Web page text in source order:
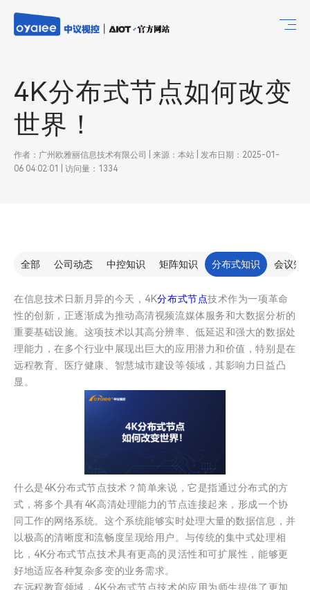
4K分布式节点如何改变
世界！
作者：广州欧雅丽信息技术有限公司 | 来源：本站 | 发布日期：2025-01-
06 04:02:01 | 访问量：1334
全部 公司动态 中控知识 矩阵知识 分布式知识 会议知
在信息技术日新月异的今天，4K分布式节点技术作为一项革命
性的创新，正逐渐成为推动高清视频流媒体服务和大数据分析的
重要基础设施。这项技术以其高分辨率、低延迟和强大的数据处
理能力，在多个行业中展现出巨大的应用潜力和价值，特别是在
远程教育、医疗健康、智慧城市建设等领域，其影响力日益凸
显。
什么是4K分布式节点技术？简单来说，它是指通过分布式的方
式，将多个具有4K高清处理能力的节点连接起来，形成一个协
同工作的网络系统。这个系统能够实时处理大量的数据信息，并
以极高的清晰度和流畅度呈现给用户。与传统的集中式处理相
比，4K分布式节点技术具有更高的灵活性和可扩展性，能够更
好地适应各种复杂多变的业务需求。
在远程教育领域，4K分布式节点技术的应用为师生提供了更加